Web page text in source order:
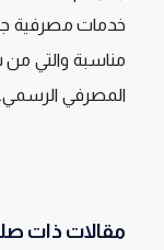
خدمات مصرفية
مناسبة والتي من
المصرفي الرسمي.
مقالات ذات